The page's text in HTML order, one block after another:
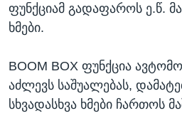
ფუნქციამ გადაფაროს ე.წ.
ხმები.
BOOM BOX ფუნქცია
აძლევს საშუალებას,
სხვადასხვა ხმები ჩართოს